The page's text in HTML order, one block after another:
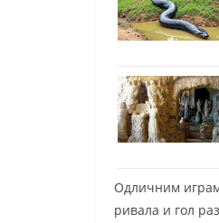
Одличним
ривала и гол